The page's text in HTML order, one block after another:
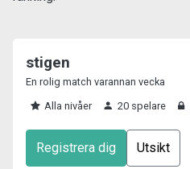
stigen
En rolig match varannan vecka
Alla nivåer
20 spelare
Registrera dig Utsikt